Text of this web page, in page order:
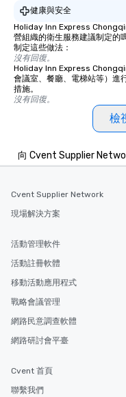
健康與安全
Holiday Inn Express
營組織的衛生服務建議制定的
制定這些做法：
沒有回復。
Holiday Inn Express
會議室、餐廳、電梯站等）進
措施。
沒有回復。
檢
向 Cvent Supplier
Cvent Supplier Network
現場解決方案
活動管理軟件
活動註冊軟體
移動活動應用程式
戰略會議管理
網路民意調查軟體
網路研討會平臺
Cvent 首頁
聯繫我們